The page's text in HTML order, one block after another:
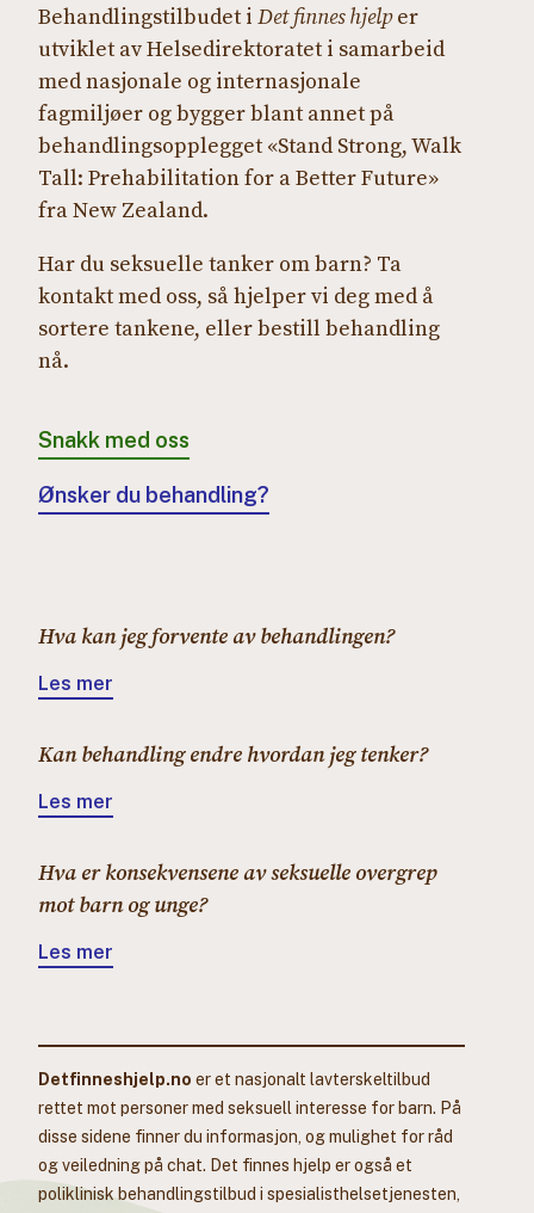
Behandlingstilbudet i Det finnes hjelper
utviklet av Helsedirektoratet i samarbeid
med nasjonale og internasjonale
fagmiljøer og bygger blant annet på
behandlingsopplegget «Stand Strong, Walk
Tall: Prehabilitation for a Better Future»
fra New Zealand.
Har du seksuelle tanker om barn? Ta
kontakt med oss, så hjelper vi deg med å
sortere tankene, eller bestill behandling
nå.
Snakk med oss
Ønsker du behandling?
Hva kan jeg forvente av behandlingen?
Les mer
Kan behandling endre hvordan jeg tenker?
Les mer
Hva er konsekvensene av seksuelle overgrep
mot barn og unge?
Les mer
Detfinneshjelp.no er et nasjonalt lavterskeltilbud
rettet mot personer med seksuell interesse for barn. På
disse sidene finner du informasjon, og mulighet for råd
og veiledning på chat. Det finnes hjelp er også et
poliklinisk behandlingstilbud i spesialisthelsetjenesten,